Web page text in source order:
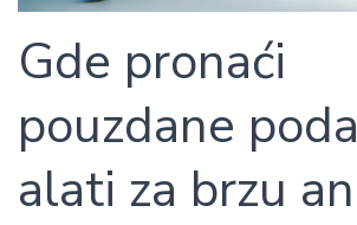
Gde pronaći
pouzdane
alati za brzu